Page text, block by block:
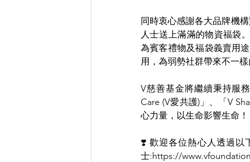
同時衷心感謝各大品牌機
人士送上滿滿的物資福袋
為賓客禮物及福袋義賣用
用，為弱勢社群帶來不一
V慈善基金將繼續秉持服
Care (V愛共護)」、「V
心力量，以生命影響生命！
❣️ 歡迎各位熱心人透過以
士:https://